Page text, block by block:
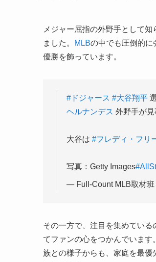
メジャー屈指の外野手として
ました。
MLBの中でも圧倒的に
優勝を飾っています。
#ドジャース #大谷翔平
ヘルナンデス 外野手が
大谷は #フレディ・フリ
写真：Getty Images
— Full-Count MLB取材班
その一方で、注目を集めてい
てファンの心をつかんでいま
族との様子からも、家庭を最